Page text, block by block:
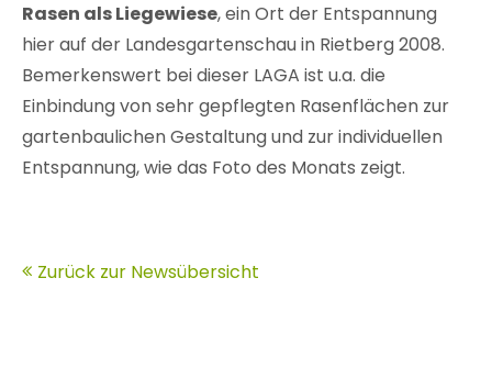
Rasen als Liegewiese, ein Ort der Entspannung
hier auf der Landesgartenschau in Rietberg 2008.
Bemerkenswert bei dieser LAGA ist u.a. die
Einbindung von sehr gepflegten Rasenflächen zur
gartenbaulichen Gestaltung und zur individuellen
Entspannung, wie das Foto des Monats zeigt.
Zurück zur Newsübersicht